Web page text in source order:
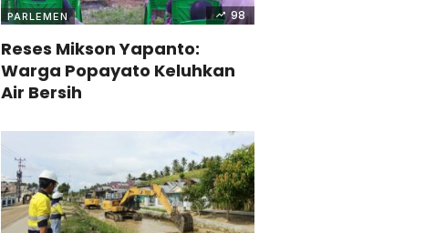
PARLEMEN 98
Reses Mikson Yapanto:
Warga Popayato Keluhkan
Air Bersih